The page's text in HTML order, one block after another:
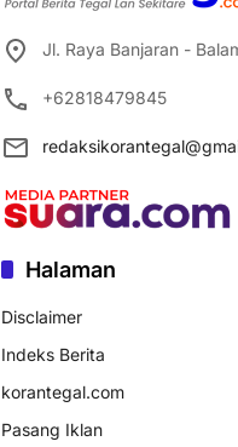
Jl. Raya Banjaran -
+62818479845
Halaman
Disclaimer
Indeks Berita
korantegal.com
Pasang Iklan